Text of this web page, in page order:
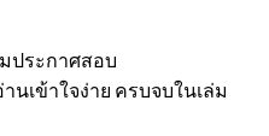
ประกาศสอบ
นเข้าใจง่าย ครบจบในเล่ม